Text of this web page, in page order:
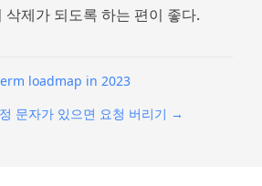
삭제가 되도록 하는 편이 좋다.
loadmap in 2023
문자가 있으면 요청 버리기 →